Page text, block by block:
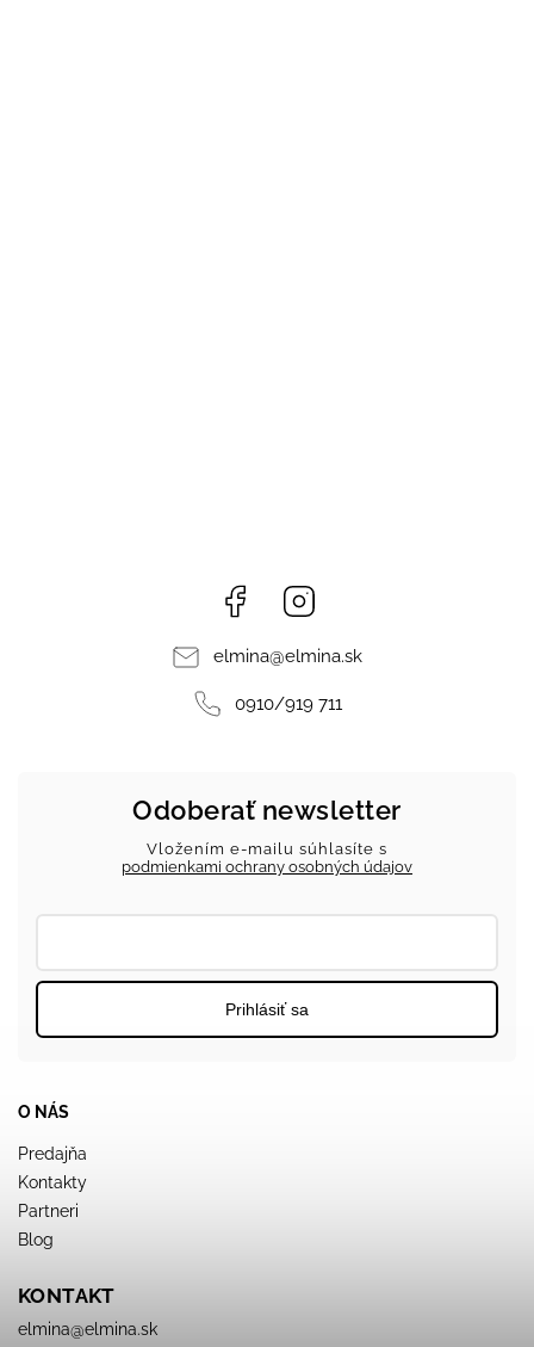
Facebook
elmina@elmina.sk
0910/919 711
O NÁS
Predajňa
Kontakty
Partneri
Blog
KONTAKT
elmina@elmina.sk
Odoberať newsletter
Vložením e-mailu súhlasíte s
podmienkami ochrany osobných údajov
Prihlásiť sa